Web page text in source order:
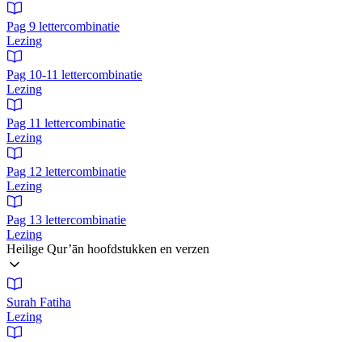
Pag 9 lettercombinatie
Lezing
Pag 10-11 lettercombinatie
Lezing
Pag 11 lettercombinatie
Lezing
Pag 12 lettercombinatie
Lezing
Pag 13 lettercombinatie
Lezing
Heilige Qur’ān hoofdstukken en verzen
Surah Fatiha
Lezing